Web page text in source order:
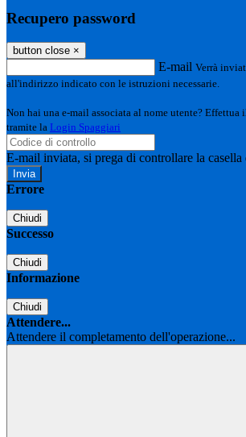
Recupero password
button close ×
E-mail Verrà
all'indirizzo indicato con le istruzioni necessarie.
Non hai una e-mail associata al nome utente? Effettua
tramite la Login Spaggiari
E-mail inviata, si prega di controllare la casella
Errore
Chiudi
Successo
Chiudi
Informazione
Chiudi
Attendere...
Attendere il completamento dell'operazione...